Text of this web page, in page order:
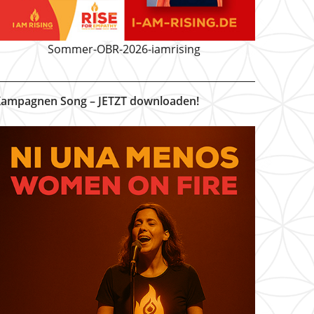
Sommer-OBR-2026-iamrising
Song – JETZT downloaden!